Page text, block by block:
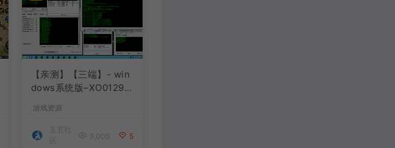
【亲测】【三端】- win
dows系统版–XO0129-
料 2024.4.15 整理无限
制 只有引擎和客户端 无
版本
游戏资源
五五社
区
3,005 5